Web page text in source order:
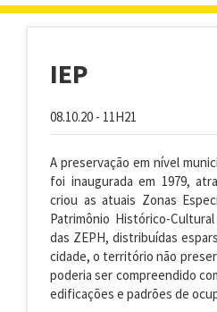
IEP
08.10.20 - 11H21
A preservação em nível
foi inaugurada em 1979,
criou as atuais Zonas
Patrimônio Histórico-
das ZEPH, distribuídas
cidade, o território não
poderia ser compreendido
edificações e padrões de